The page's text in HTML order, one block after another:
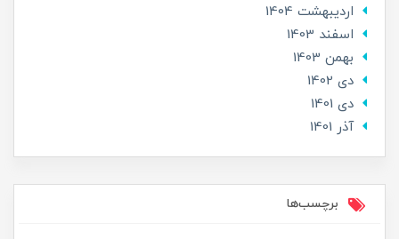
ارديبهشت 1404
اسفند 1403
بهمن 1403
دی 1402
دی 1401
آذر 1401
برچسب‌ها